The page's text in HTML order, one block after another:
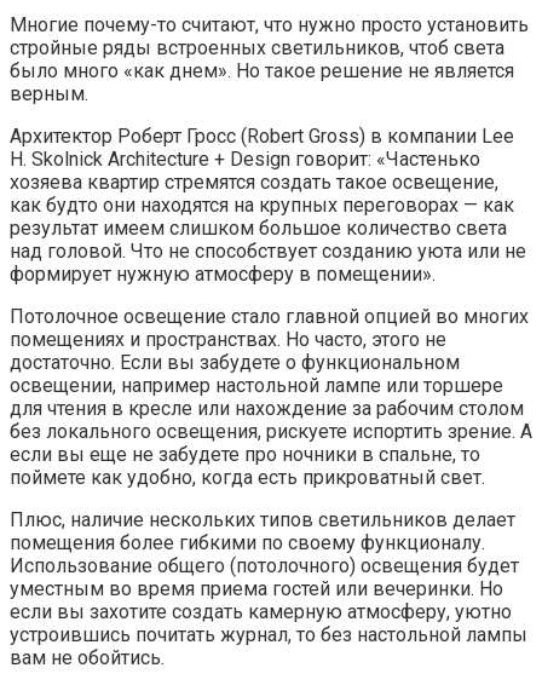
Многие почему-то считают, что нужно просто установить
стройные ряды встроенных светильников, чтоб света
было много «как днем». Но такое решение не является
верным.
Архитектор Роберт Гросс (Robert Gross) в компании Lee
H. Skolnick Architecture + Design говорит: «Частенько
хозяева квартир стремятся создать такое освещение,
как будто они находятся на крупных переговорах — как
результат имеем слишком большое количество света
над головой. Что не способствует созданию уюта или не
формирует нужную атмосферу в помещении».
Потолочное освещение стало главной опцией во многих
помещениях и пространствах. Но часто, этого не
достаточно. Если вы забудете о функциональном
освещении, например настольной лампе или торшере
для чтения в кресле или нахождение за рабочим столом
без локального освещения, рискуете испортить зрение. А
если вы еще не забудете про ночники в спальне, то
поймете как удобно, когда есть прикроватный свет.
Плюс, наличие нескольких типов светильников делает
помещения более гибкими по своему функционалу.
Использование общего (потолочного) освещения будет
уместным во время приема гостей или вечеринки. Но
если вы захотите создать камерную атмосферу, уютно
устроившись почитать журнал, то без настольной лампы
вам не обойтись.